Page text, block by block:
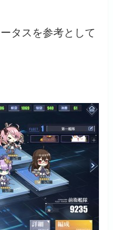
タスを参考として